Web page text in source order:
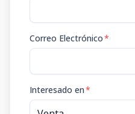
Correo Electrónico*
Interesado en*